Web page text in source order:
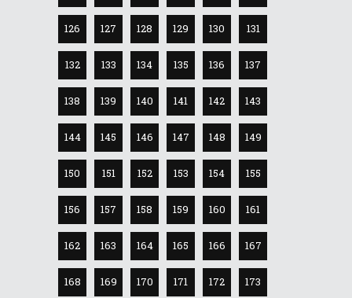
126 127 128 129 130 131
132 133 134 135 136 137
138 139 140 141 142 143
144 145 146 147 148 149
150 151 152 153 154 155
156 157 158 159 160 161
162 163 164 165 166 167
168 169 170 171 172 173